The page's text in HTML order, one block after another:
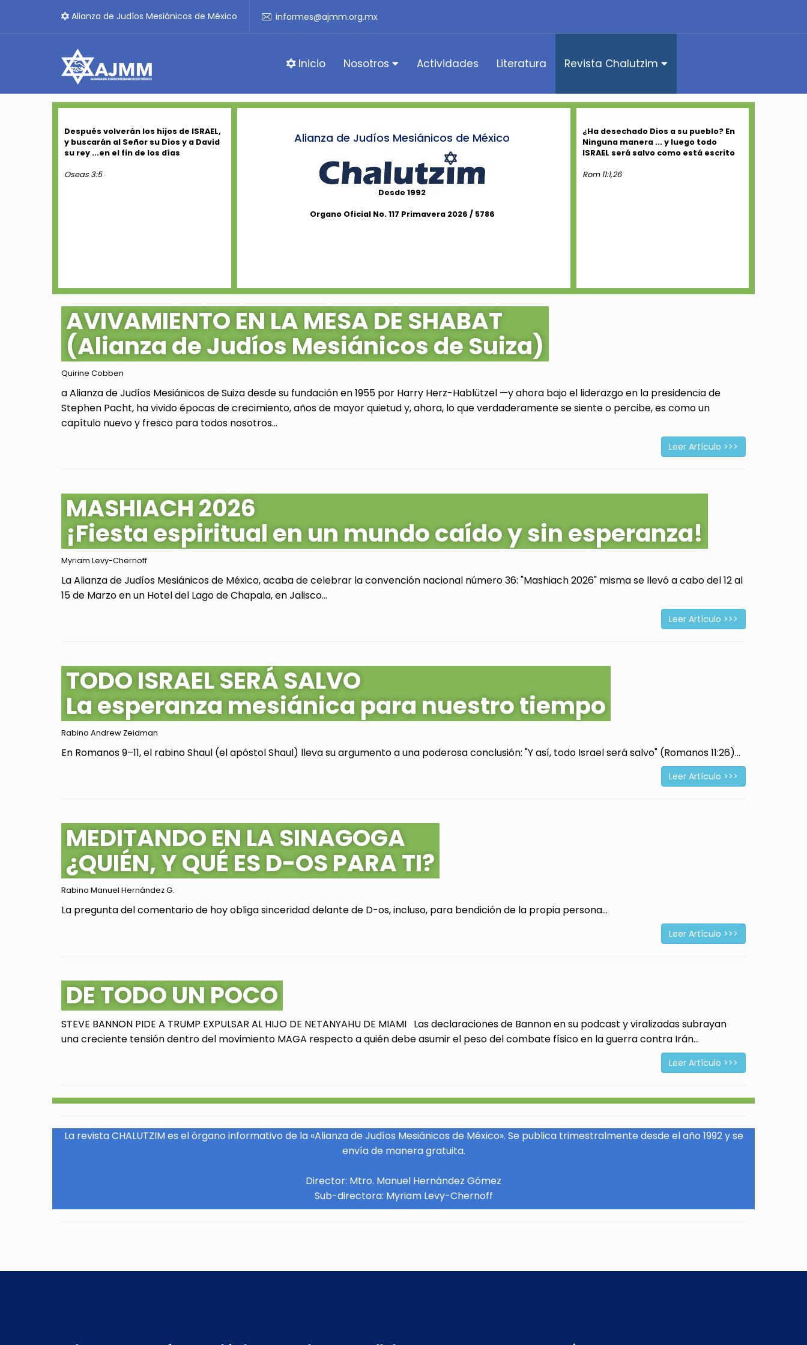
Alianza de Judíos Mesiánicos de México informes@ajmm.org.mx
Inicio Nosotros Actividades Literatura Revista Chalutzim
Después volverán los hijos de ISRAEL,
y buscarán al Señor su Dios y a David
su rey ...en el fin de los días
Oseas 3:5
Alianza de Judíos Mesiánicos de México
Desde 1992
Organo Oficial No. 117 Primavera 2026 / 5786
¿Ha desechado Dios a su pueblo? En
Ninguna manera ... y luego todo
ISRAEL será salvo como está escrito
Rom 11:1,26
AVIVAMIENTO EN LA MESA DE SHABAT
(Alianza de Judíos Mesiánicos de Suiza)
Quirine Cobben
a Alianza de Judíos Mesiánicos de Suiza desde su fundación en 1955 por Harry Herz-Hablützel —y ahora bajo el liderazgo en la presidencia de
Stephen Pacht, ha vivido épocas de crecimiento, años de mayor quietud y, ahora, lo que verdaderamente se siente o percibe, es como un
capítulo nuevo y fresco para todos nosotros...
Leer Artículo >>>
MASHIACH 2026
¡Fiesta espiritual en un mundo caído y sin esperanza!
Myriam Levy-Chernoff
La Alianza de Judíos Mesiánicos de México, acaba de celebrar la convención nacional número 36: "Mashiach 2026" misma se llevó a cabo del 12 al
15 de Marzo en un Hotel del Lago de Chapala, en Jalisco...
Leer Artículo >>>
TODO ISRAEL SERÁ SALVO
La esperanza mesiánica para nuestro tiempo
Rabino Andrew Zeidman
En Romanos 9–11, el rabino Shaul (el apóstol Shaul) lleva su argumento a una poderosa conclusión: "Y así, todo Israel será salvo" (Romanos 11:26)...
Leer Artículo >>>
MEDITANDO EN LA SINAGOGA
¿QUIÉN, Y QUÉ ES D-OS PARA TI?
Rabino Manuel Hernández G.
La pregunta del comentario de hoy obliga sinceridad delante de D-os, incluso, para bendición de la propia persona...
Leer Artículo >>>
DE TODO UN POCO
STEVE BANNON PIDE A TRUMP EXPULSAR AL HIJO DE NETANYAHU DE MIAMI Las declaraciones de Bannon en su podcast y viralizadas subrayan
una creciente tensión dentro del movimiento MAGA respecto a quién debe asumir el peso del combate físico en la guerra contra Irán...
Leer Artículo >>>
La revista CHALUTZIM es el órgano informativo de la «Alianza de Judíos Mesiánicos de México». Se publica trimestralmente desde el año 1992 y se
envía de manera gratuita.
Director: Mtro. Manuel Hernández Gómez
Sub-directora: Myriam Levy-Chernoff